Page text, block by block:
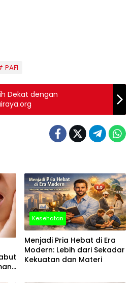
PAFI
Dekat dengan
Kesehatan
Menjadi Pria Hebat di Era
Modern: Lebih dari Sekadar
Kekuatan dan Materi